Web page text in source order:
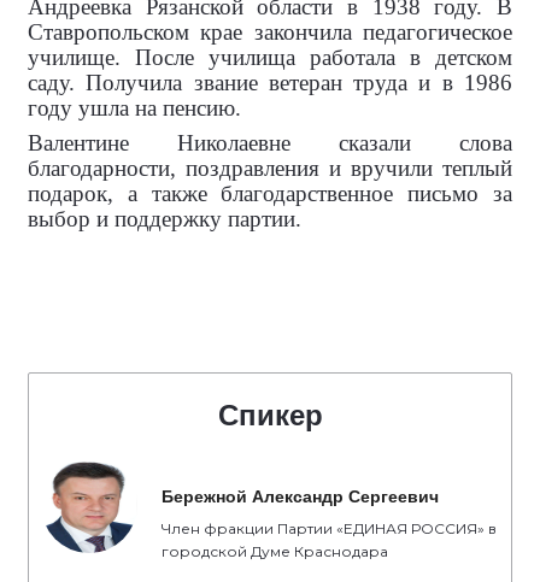
Андреевка Рязанской области в 1938 году. В
Ставропольском крае закончила педагогическое
училище. После училища работала в детском
саду. Получила звание ветеран труда и в 1986
году ушла на пенсию.
Валентине Николаевне сказали слова
благодарности, поздравления и вручили теплый
подарок, а также благодарственное письмо за
выбор и поддержку партии.
Спикер
Бережной Александр Сергеевич
Член фракции Партии «ЕДИНАЯ РОССИЯ» в
городской Думе Краснодара